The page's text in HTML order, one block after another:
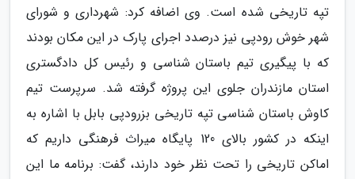
تپه تاریخی شده است. وی اضافه کرد: شهرداری و شورای
شهر خوش رودپی نیز درصدد اجرای پارک در این مکان بودند
که با پیگیری تیم باستان شناسی و رئیس کل دادگستری
استان مازندران جلوی این پروژه گرفته شد. سرپرست تیم
کاوش باستان شناسی تپه تاریخی بزرودپی بابل با اشاره به
اینکه در کشور بالای 120 پایگاه میراث فرهنگی داریم که
اماکن تاریخی را تحت نظر خود دارند، گفت: برنامه ما این